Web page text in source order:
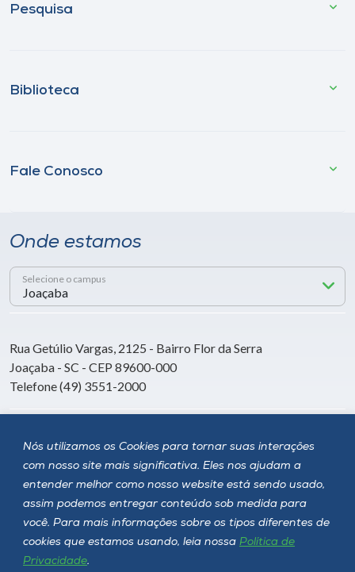
Nós utilizamos os Cookies para tornar suas interações
com nosso site mais significativa. Eles nos ajudam a
entender melhor como nosso website está sendo usado,
assim podemos entregar conteúdo sob medida para
você. Para mais informações sobre os tipos diferentes de
cookies que estamos usando, leia nossa Política de
Privacidade.
Pesquisa
Biblioteca
Fale Conosco
Onde estamos
Selecione o campus
Rua Getúlio Vargas, 2125 - Bairro Flor da Serra
Joaçaba - SC - CEP 89600-000
Telefone (49) 3551-2000
Siga a Unoesc